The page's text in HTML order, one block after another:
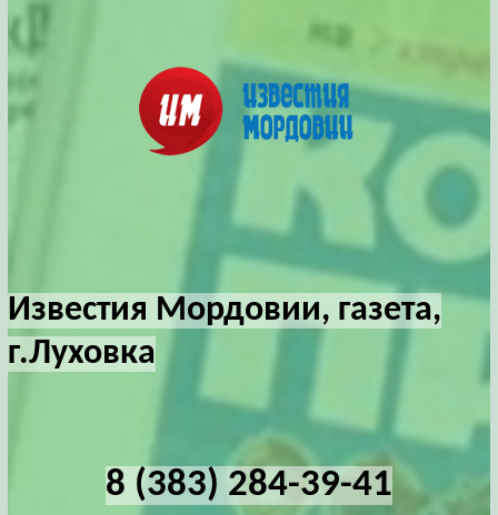
Известия Мордовии, газета,
г.Луховка
8 (383) 284-39-41